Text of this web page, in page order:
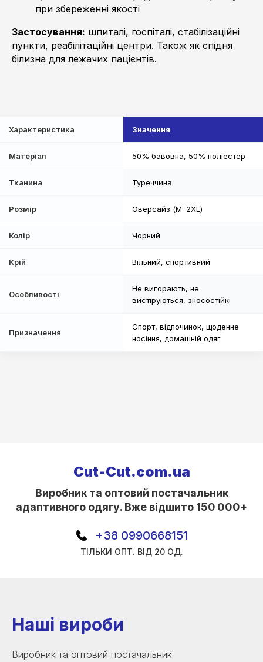
при збереженні якості
Застосування: шпиталі, госпіталі, стабілізаційні
пункти, реабілітаційні центри. Також як спідня
білизна для лежачих пацієнтів.
Характеристика Значення
Матеріал 50% бавовна, 50% поліестер
Тканина Туреччина
Розмір Оверсайз (M–2XL)
Колір Чорний
Крій Вільний, спортивний
Особливості
Не вигорають, не
вистіруються, зносостійкі
Призначення
Спорт, відпочинок, щоденне
носіння, домашній одяг
Сut-Cut.com.ua
Виробник та оптовий постачальник
адаптивного одягу. Вже відшито 150 000+
+38 0990668151
ТІЛЬКИ ОПТ. ВІД 20 ОД.
Наші вироби
Виробник та оптовий постачальник